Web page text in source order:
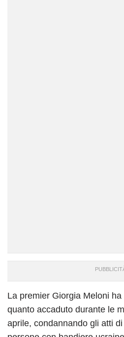
La premier Giorgia Meloni
quanto accaduto durante le
aprile, condannando gli atti